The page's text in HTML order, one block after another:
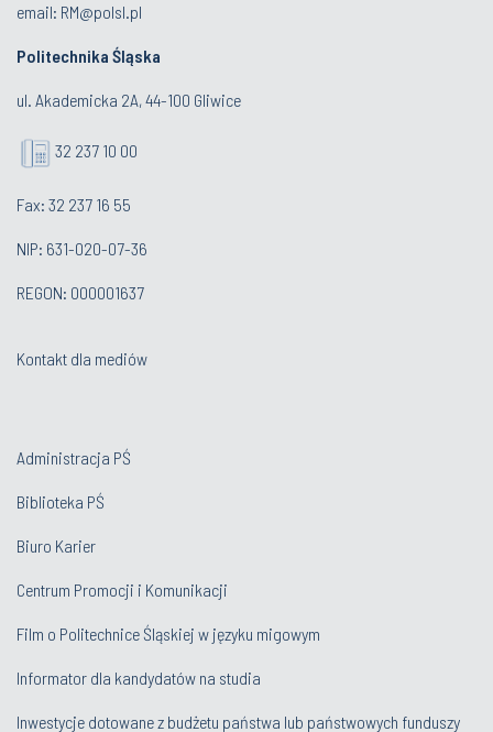
email: RM@polsl.pl
Politechnika Śląska
ul. Akademicka 2A, 44-100 Gliwice
32 237 10 00
Fax: 32 237 16 55
NIP: 631-020-07-36
REGON: 000001637
Kontakt dla mediów
Administracja PŚ
Biblioteka PŚ
Biuro Karier
Centrum Promocji i Komunikacji
Film o Politechnice Śląskiej w języku migowym
Informator dla kandydatów na studia
Inwestycje dotowane z budżetu państwa lub państwowych funduszy